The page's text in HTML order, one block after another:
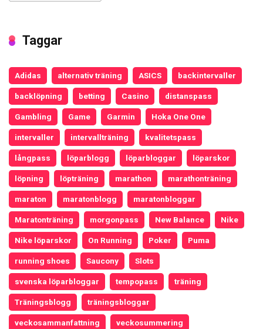
Taggar
Adidas alternativ träning ASICS backintervaller
backlöpning betting Casino distanspass
Gambling Game Garmin Hoka One One
intervaller intervallträning kvalitetspass
långpass löparblogg löparbloggar löparskor
löpning löpträning marathon marathonträning
maraton maratonblogg maratonbloggar
Maratonträning morgonpass New Balance Nike
Nike löparskor On Running Poker Puma
running shoes Saucony Slots
svenska löparbloggar tempopass träning
Träningsblogg träningsbloggar
veckosammanfattning veckosummering